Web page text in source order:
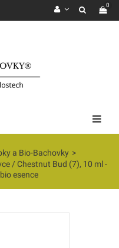
0
a Bio-Bachovky >
/ Chestnut Bud (7), 10 ml -
esence